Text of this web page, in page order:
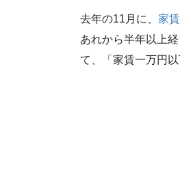
去年の11月に、 家
あれから半年以上
て、「家賃一万円